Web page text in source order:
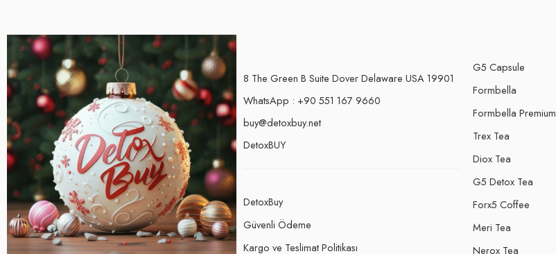
8 The Green B Suite Dover Delaware USA 19901
WhatsApp : +90 551 167 9660
buy@detoxbuy.net
DetoxBUY
DetoxBuy
Güvenli Ödeme
Kargo ve Teslimat Politikası
G5 Capsule
Formbella
Formbella Premium
Trex Tea
Diox Tea
G5 Detox Tea
Forx5 Coffee
Meri Tea
Nerox Tea